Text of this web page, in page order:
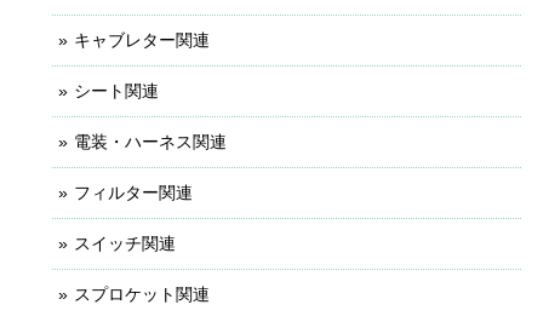
キャブレター関連
シート関連
電装・ハーネス関連
フィルター関連
スイッチ関連
スプロケット関連